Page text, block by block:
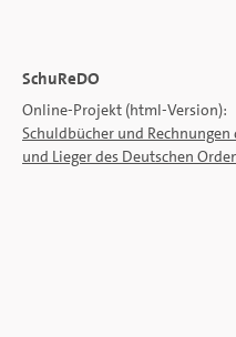
SchuReDO
Online-Projekt (html-Version):
Schuldbücher und Rechnungen
und Lieger des Deutschen